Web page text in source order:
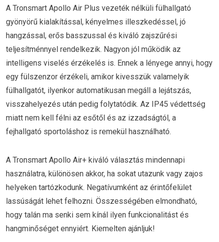
A Tronsmart Apollo Air Plus vezeték nélküli fülhallgató
gyönyörű kialakítással, kényelmes illeszkedéssel, jó
hangzással, erős basszussal és kiváló zajszűrési
teljesítménnyel rendelkezik. Nagyon jól működik az
intelligens viselés érzékelés is. Ennek a lényege annyi, hogy
egy fülszenzor érzékeli, amikor kivesszük valamelyik
fülhallgatót, ilyenkor automatikusan megáll a lejátszás,
visszahelyezés után pedig folytatódik. Az IP45 védettség
miatt nem kell félni az esőtől és az izzadságtól, a
fejhallgató sportoláshoz is remekül használható.
A Tronsmart Apollo Air+ kiváló választás mindennapi
használatra, különösen akkor, ha sokat utazunk vagy zajos
helyeken tartózkodunk. Negatívumként az érintőfelület
lassúságát lehet felhozni. Összességében elmondható,
hogy talán ma senki sem kínál ilyen funkcionalitást és
hangminőséget ennyiért. Kiemelten ajánljuk!